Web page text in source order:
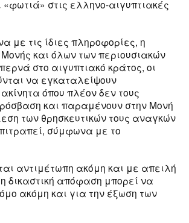
«φωτιά» στις ελληνο-αιγυπτιακές
με τις ίδιες πληροφορίες, η
Μονής και όλων των περιουσιακών
στο αιγυπτιακό κράτος, οι
να εγκαταλείψουν
όπου πλέον δεν τους
και παραμένουν στην Μονή
των θρησκευτικών τους αναγκών
σύμφωνα με το
αντιμέτωπη ακόμη και με απειλή
δικαστική απόφαση μπορεί να
ακόμη και για την έξωση των